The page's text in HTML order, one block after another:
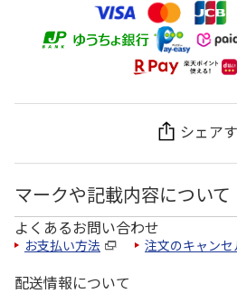
シェア
マークや記載内容について
よくあるお問い合わせ
お支払い方法 注文のキャンセ
配送情報について